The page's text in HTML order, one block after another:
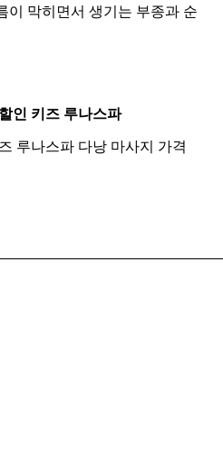
막히면서 생기는 부종과 순
인 키즈 루나스파
루나스파 다낭 마사지 가격